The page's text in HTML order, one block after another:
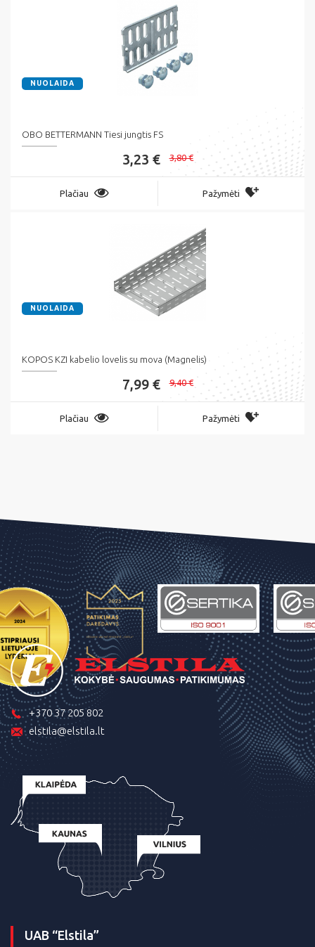
NUOLAIDA
OBO BETTERMANN Tiesi jungtis FS
3,23 € 3,80 €
Plačiau Pažymėti
NUOLAIDA
KOPOS KZI kabelio lovelis su mova (Magnelis)
7,99 € 9,40 €
Plačiau Pažymėti
+370 37 205 802
elstila@elstila.lt
UAB “Elstila”